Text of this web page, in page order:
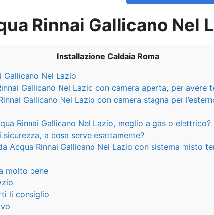
Rinnai Gallicano Nel
Installazione Caldaia Roma
Gallicano Nel Lazio
Gallicano Nel Lazio con camera aperta, per avere
Gallicano Nel Lazio con camera stagna per
Rinnai Gallicano Nel Lazio, meglio a gas o elettrico?
sicurezza, a cosa serve esattamente?
Acqua Rinnai Gallicano Nel Lazio con sistema misto
molto bene
li consiglio